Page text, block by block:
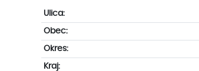
Ulica:
Obec:
Okres:
Kraj: